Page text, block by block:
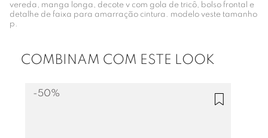
vereda, manga longa, decote v com gola de tricô, bolso frontal e
detalhe de faixa para amarração cintura. modelo veste tamanho
p.
COMBINAM COM ESTE LOOK
-50%